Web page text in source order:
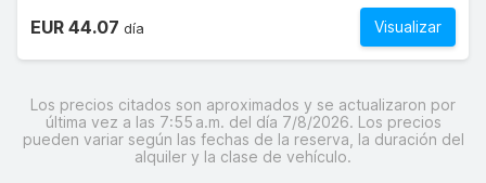
Visualizar
EUR 44.07 día
Los precios citados son aproximados y se actualizaron por
última vez a las 7:55 a.m. del día 7/8/2026. Los precios
pueden variar según las fechas de la reserva, la duración del
alquiler y la clase de vehículo.